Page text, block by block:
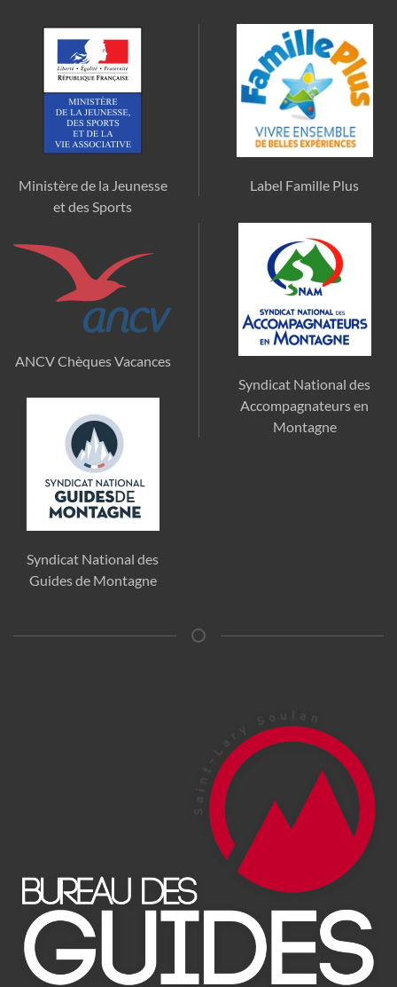
Ministère de la Jeunesse
et des Sports
Label Famille Plus
ANCV Chèques Vacances
Syndicat National des
Accompagnateurs en
Montagne
Syndicat National des
Guides de Montagne